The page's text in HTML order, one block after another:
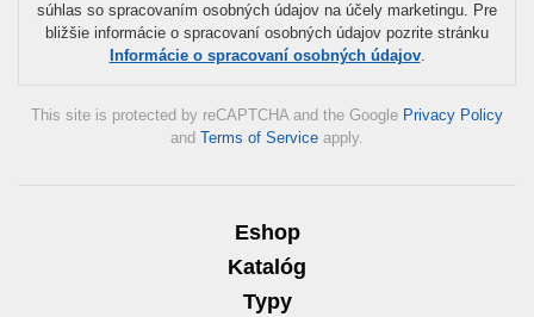
súhlas so spracovaním osobných údajov na účely marketingu. Pre
bližšie informácie o spracovaní osobných údajov pozrite stránku
Informácie o spracovaní osobných údajov.
This site is protected by reCAPTCHA and the Google Privacy Policy
and Terms of Service apply.
Eshop
Katalóg
Typy